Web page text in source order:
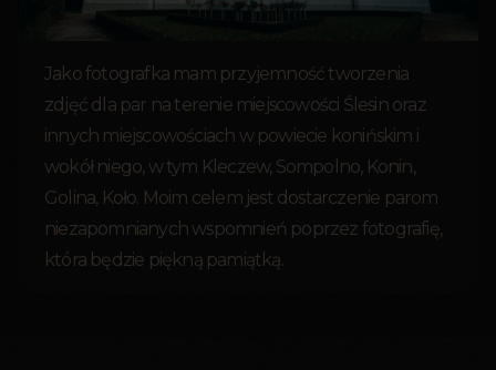
Jako fotografka mam przyjemność tworzenia
zdjęć dla par na terenie miejscowości Ślesin oraz
innych miejscowościach w powiecie konińskim i
wokół niego, w tym Kleczew, Sompolno, Konin,
Golina, Koło. Moim celem jest dostarczenie parom
niezapomnianych wspomnień poprzez fotografię,
która będzie piękną pamiątką.